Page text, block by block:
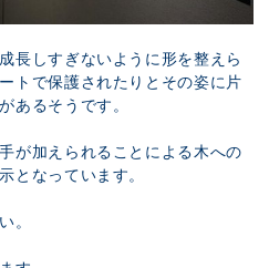
長しすぎないように形を整えら
トで保護されたりとその姿に片
あるそうです。
が加えられることによる木への
となっています。
。